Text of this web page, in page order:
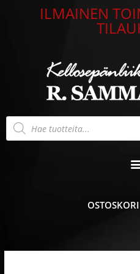
ILMAINEN
Products
search